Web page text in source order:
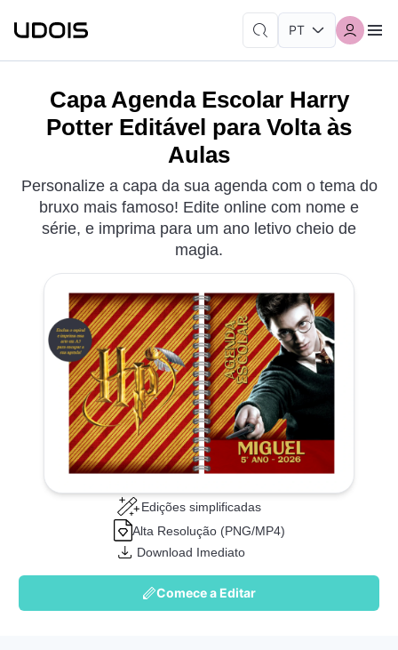
Capa Agenda Escolar Harry
Potter Editável para Volta às
Aulas
Personalize a capa da sua agenda com o tema do
bruxo mais famoso! Edite online com nome e
série, e imprima para um ano letivo cheio de
magia.
Edições simplificadas
Alta Resolução (PNG/MP4)
Download Imediato
Comece a Editar